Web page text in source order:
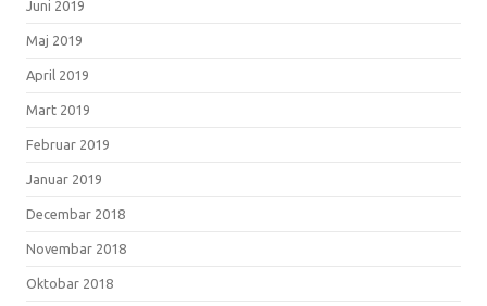
Juni 2019
Maj 2019
April 2019
Mart 2019
Februar 2019
Januar 2019
Decembar 2018
Novembar 2018
Oktobar 2018